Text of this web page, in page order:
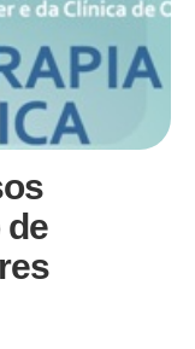
de